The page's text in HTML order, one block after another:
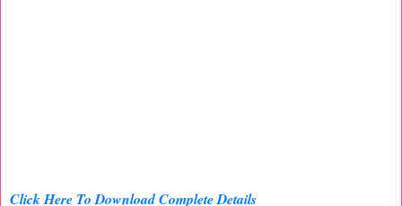
Click Here To Download Complete Details